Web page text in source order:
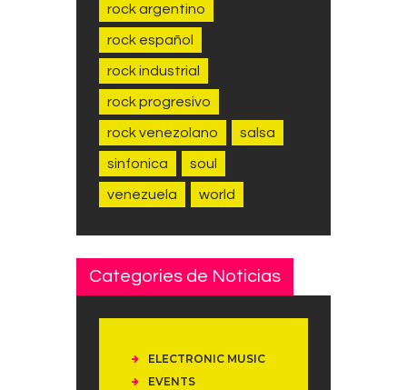
rock argentino
rock español
rock industrial
rock progresivo
rock venezolano salsa
sinfonica soul
venezuela world
Categories de Noticias
ELECTRONIC MUSIC
EVENTS